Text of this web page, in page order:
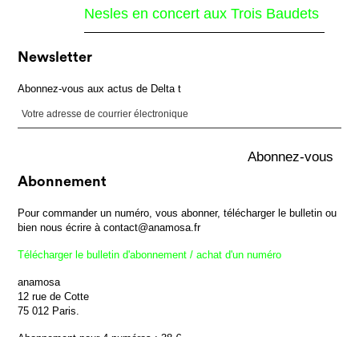
Nesles en concert aux Trois Baudets
Newsletter
Abonnez-vous aux actus de Delta t
Abonnement
Pour commander un numéro, vous abonner, télécharger le bulletin ou
bien nous écrire à contact@anamosa.fr
Télécharger le bulletin d'abonnement / achat d'un numéro
anamosa
12 rue de Cotte
75 012 Paris.